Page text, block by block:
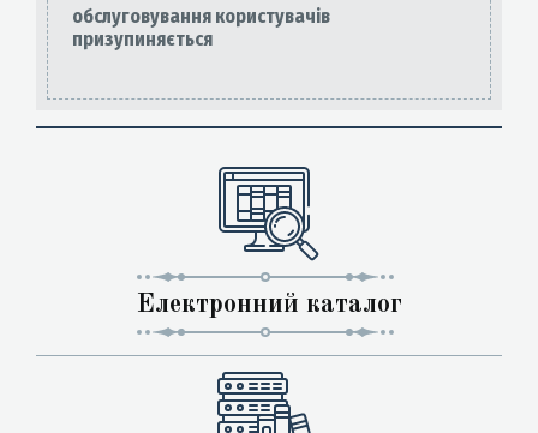
обслуговування користувачів
призупиняється
Електронний каталог